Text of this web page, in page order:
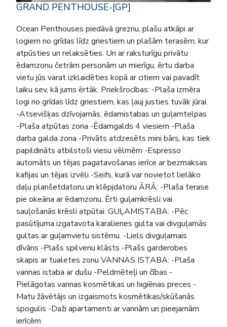
GRAND PENTHOUSE-[GP]
Ocean Penthouses piedāvā greznu, plašu atkāpi ar
logiem no grīdas līdz griestiem un plašām terasēm, kur
atpūsties un relaksēties. Un ar raksturīgu privātu
ēdamzonu četrām personām un mierīgu, ērtu darba
vietu jūs varat izklaidēties kopā ar citiem vai pavadīt
laiku sev, kā jums ērtāk. Priekšrocības: -Plaša izmēra
logi no grīdas līdz griestiem, kas ļauj justies tuvāk jūrai.
-Atsevišķas dzīvojamās, ēdamistabas un guļamtelpas
-Plaša atpūtas zona -Ēdamgalds 4 viesiem -Plaša
darba galda zona -Privāts atdzesēts mini bārs, kas tiek
papildināts atbilstoši viesu vēlmēm -Espresso
automāts un tējas pagatavošanas ierīce ar bezmaksas
kafijas un tējas izvēli -Seifs, kurā var novietot lielāko
daļu planšetdatoru un klēpjdatoru ĀRĀ: -Plaša terase
pie okeāna ar ēdamzonu. Ērti guļamkrēsli vai
sauļošanās krēsli atpūtai. GUĻAMISTABA: -Pēc
pasūtījuma izgatavota karalienes gulta vai divguļamās
gultas ar guļamvietu sistēmu. -Liels divguļamais
dīvāns -Plašs spilvenu klāsts -Plašs garderobes
skapis ar tualetes zonu VANNAS ISTABA: -Plaša
vannas istaba ar dušu -Peldmēteļi un čības -
Pielāgotas vannas kosmētikas un higiēnas preces -
Matu žāvētājs un izgaismots kosmētikas/skūšanās
spogulis -Daži apartamenti ar vannām un pieejamām
ierīcēm